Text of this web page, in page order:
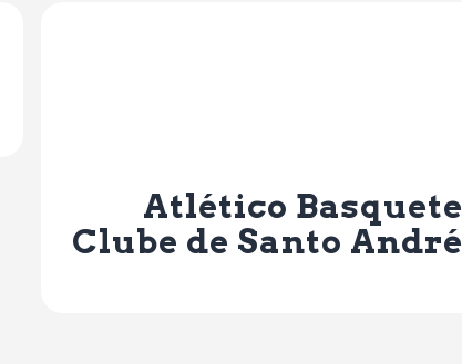
Atlético Basquete
Clube de Santo André